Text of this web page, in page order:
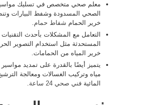
معلم صحي متخصص في تسليك
الصحي المسدودة وشفط البيارات
خرير الحمام شفاط حمام.
التعامل مع المشكلات بأحدث التقنيات
المستحدثة مثل استخدام التصوير
خرير المياه من الحمامات.
يتميز أيضًا بالقدرة على تمديد
مياه وتركيب الغسالات ومعالجة
المائية فني صحي 24 ساعة .